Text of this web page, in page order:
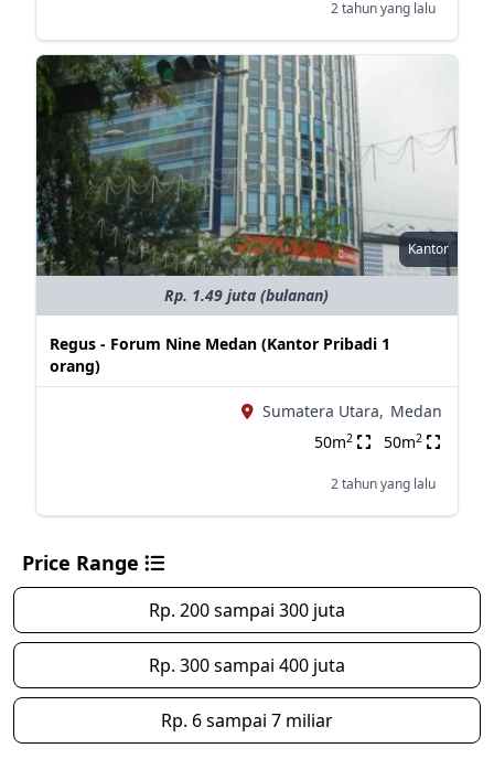
2 tahun yang lalu
Kantor
Rp. 1.49 juta (bulanan)
Regus - Forum Nine Medan (Kantor Pribadi 1
orang)
Sumatera Utara, Medan
50m2 50m2
2 tahun yang lalu
Price Range
Rp. 200 sampai 300 juta
Rp. 300 sampai 400 juta
Rp. 6 sampai 7 miliar